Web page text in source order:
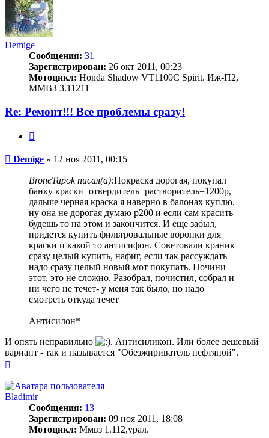
Demige
Сообщения: 31
Зарегистрирован: 26 окт 2011, 00:23
Мотоцикл: Honda Shadow VT1100C Spirit. Иж-П2,
ММВЗ 3.11211
Re: Ремонт!!! Все проблемы сразу!
Сообщение
Demige » 12 ноя 2011, 00:15
BroneTapok писал(а):Покраска дорогая, покупал
банку краски+отвердитель+растворитель=1200р,
дальше черная краска я наверно в балонах куплю,
ну она не дорогая думаю р200 и если сам красить
будешь то на этом и закончится. И еще забыл,
придется купить фильтровальные воронки для
краски и какой то антисифон. Советовали краник
сразу целый купить, нафиг, если так рассуждать
надо сразу целый новый мот покупать. Почини
этот, это не сложно. Разобрал, почистил, собрал и
ни чего не течет- у меня так было, но надо
смотреть откуда течет
Антисилон*
И опять неправильно
. Антисиликон. Или более дешевый
вариант - так и называется "Обезжириватель нефтяной".
началу
Bladimir
Сообщения: 13
Зарегистрирован: 09 ноя 2011, 18:08
Мотоцикл: Ммвз 1.112,урал.